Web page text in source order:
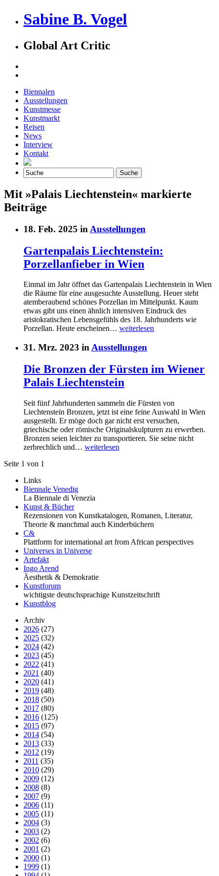
Sabine B. Vogel
Global Art Critic
Biennalen
Ausstellungen
Kunstmesse
Kunstmarkt
Reisen
News
Interview
Kontakt
Mit »Palais Liechtenstein« markierte
Beiträge
18. Feb. 2025 in Ausstellungen
Gartenpalais Liechtenstein:
Porzellanfieber in Wien
Einmal im Jahr öffnet das Gartenpalais Liechtenstein in Wien
die Räume für eine ausgesuchte Ausstellung. Heuer steht
atemberaubend schönes Porzellan im Mittelpunkt. Kaum
etwas gibt uns einen ähnlich intensiven Eindruck des
aristokratischen Lebensgefühls des 18. Jahrhunderts wie
Porzellan. Heute erscheinen… weiterlesen
31. Mrz. 2023 in Ausstellungen
Die Bronzen der Fürsten im Wiener
Palais Liechtenstein
Seit fünf Jahrhunderten sammeln die Fürsten von
Liechtenstein Bronzen, jetzt ist eine feine Auswahl in Wien
ausgestellt. Er möge doch gar nicht erst versuchen,
griechische oder römische Originalskulpturen zu erwerben.
Bronzen seien leichter zu transportieren. Sie seine nicht
zerbrechlich und… weiterlesen
Seite 1 von 1
Links
Biennale Venedig
La Biennale di Venezia
Kunst & Bücher
Rezensionen von Kunstkatalogen, Romanen, Literatur,
Theorie & manchmal auch Kinderbüchern
C&
Plattform for international art from African perspectives
Universes in Universe
Artefakt
Ingo Arend
Äesthetik & Demokratie
Kunstforum
wichtigste deutschsprachige Kunstzeitschrift
Kunstblog
Archiv
2026 (27)
2025 (32)
2024 (42)
2023 (45)
2022 (41)
2021 (40)
2020 (41)
2019 (48)
2018 (50)
2017 (80)
2016 (125)
2015 (97)
2014 (54)
2013 (33)
2012 (19)
2011 (35)
2010 (29)
2009 (12)
2008 (8)
2007 (9)
2006 (11)
2005 (11)
2004 (3)
2003 (2)
2002 (6)
2001 (2)
2000 (1)
1999 (1)